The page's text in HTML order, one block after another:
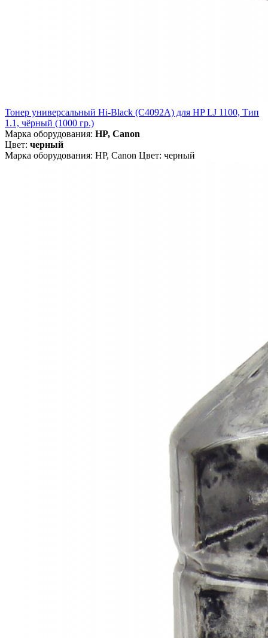
Тонер универсальный Hi-Black (C4092A) для HP LJ 1100, Тип
1.1, чёрный (1000 гр.)
Марка оборудования: HP, Canon
Цвет: черный
Марка оборудования: HP, Canon Цвет: черный